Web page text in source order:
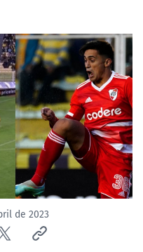
de 2023